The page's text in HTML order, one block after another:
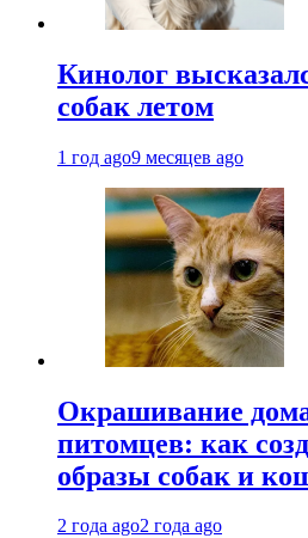
Кинолог
собак летом
1 год ago9 месяцев ago
Окрашивание
питомцев: как
образы собак и
2 года ago2 года ago